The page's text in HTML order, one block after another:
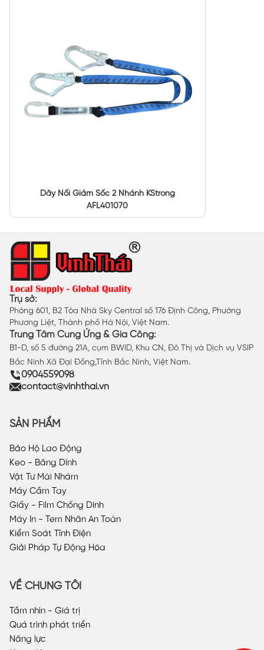
Dây Nối Giảm Sốc 2 Nhánh KStrong
AFL401070
Trụ sở:
Phòng 601, B2 Tòa Nhà Sky Central số 176 Định Công, Phường
Phương Liệt, Thành phố Hà Nội, Việt Nam.
Trung Tâm Cung Ứng & Gia Công:
B1-D, số 5 đường 21A, cụm BWID, Khu CN, Đô Thị và Dịch vụ VSIP
Bắc Ninh Xã Đại Đồng,Tỉnh Bắc Ninh, Việt Nam.
0904559098
contact@vinhthai.vn
SẢN PHẨM
Bảo Hộ Lao Động
Keo - Băng Dính
Vật Tư Mài Nhám
Máy Cầm Tay
Giấy - Film Chống Dính
Máy In - Tem Nhãn An Toàn
Kiểm Soát Tĩnh Điện
Giải Pháp Tự Động Hóa
VỀ CHÚNG TÔI
Tầm nhìn - Giá trị
Quá trình phát triển
Năng lực